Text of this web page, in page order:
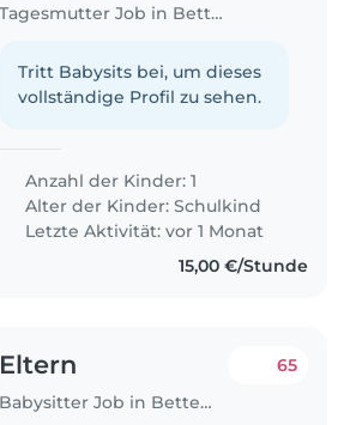
Tagesmutter Job in Bettemburg
Tritt Babysits bei, um dieses
vollständige Profil zu sehen.
Anzahl der Kinder: 1
Alter der Kinder:Schulkind
Letzte Aktivität: vor 1 Monat
15,00 €/Stunde
Eltern
Babysitter Job in Bettemburg
65